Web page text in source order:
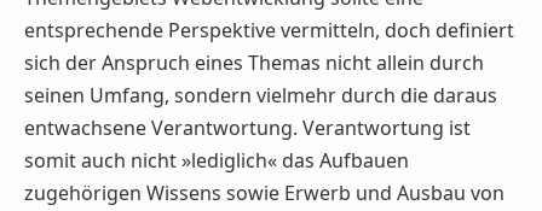
entsprechende Perspektive vermitteln, doch definiert
sich der Anspruch eines Themas nicht allein durch
seinen Umfang, sondern vielmehr durch die daraus
entwachsene Verantwortung. Verantwortung ist
somit auch nicht »lediglich« das Aufbauen
zugehörigen Wissens sowie Erwerb und Ausbau von